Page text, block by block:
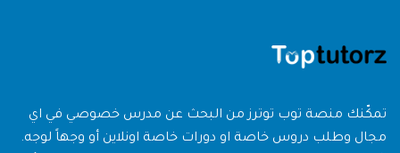
تمكّنك منصة توب توترز من البحث عن مدرس خصوصي في اي
مجال وطلب دروس خاصة او دورات خاصة اونلاين أو وجهاً لوجه.